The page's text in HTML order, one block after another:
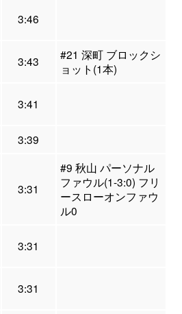
3:46
3:43
#21 深町 ブロックシ
ョット(1本)
3:41
3:39
3:31
#9 秋山 パーソナル
ファウル(1-3:0) フリ
ースローオンファウ
ル0
3:31
3:31